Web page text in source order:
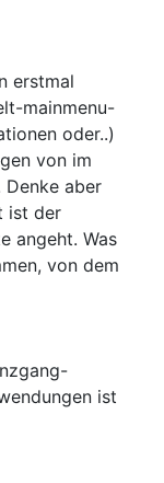
erstmal
mainmenu-
oder..)
von im
aber
ist der
angeht. Was
von dem
ist